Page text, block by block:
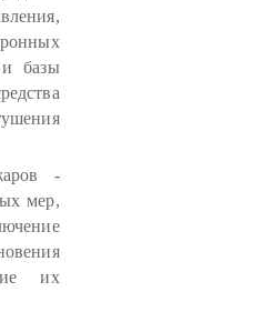
базы
-
мер,
их